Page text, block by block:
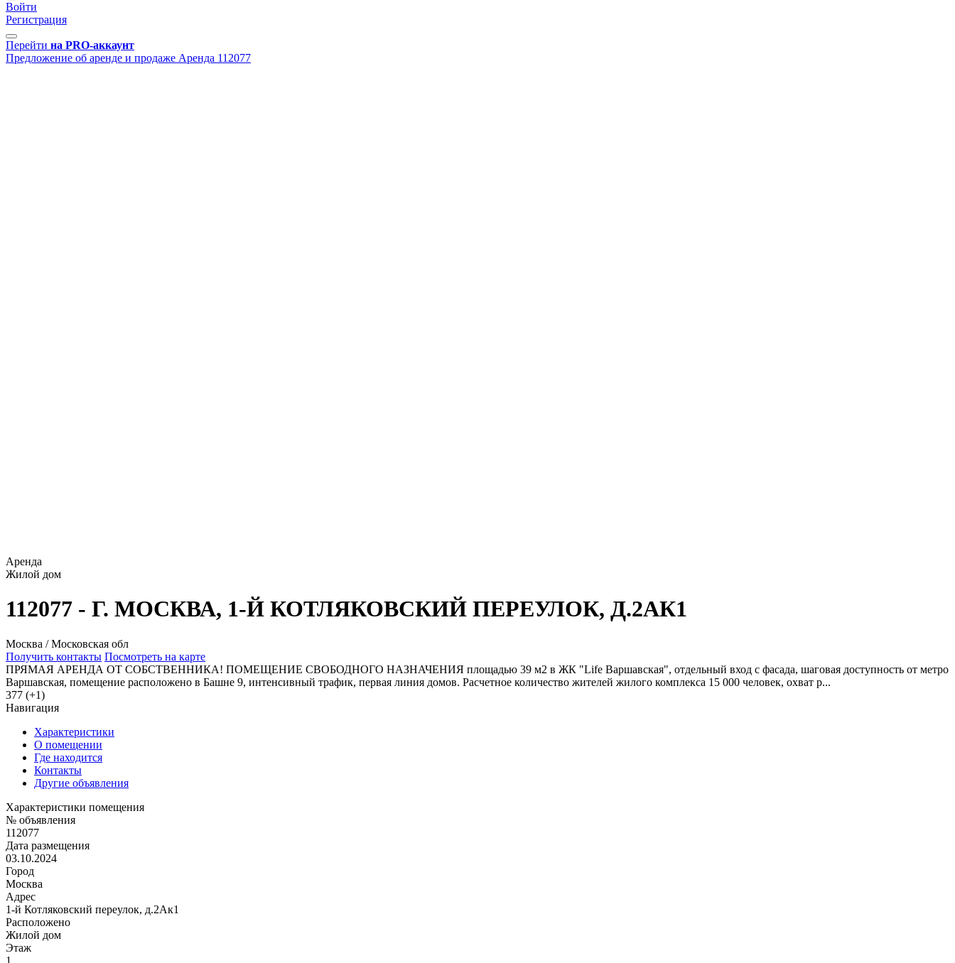
Войти
Регистрация
Перейти на PRO-аккаунт
Предложение об аренде и продаже Аренда 112077
Аренда
Жилой дом
112077 - Г. МОСКВА, 1-Й КОТЛЯКОВСКИЙ ПЕРЕУЛОК, Д.2АК1
Москва / Московская обл
Получить контакты Посмотреть на карте
ПРЯМАЯ АРЕНДА ОТ СОБСТВЕННИКА! ПОМЕЩЕНИЕ СВОБОДНОГО НАЗНАЧЕНИЯ площадью 39 м2 в ЖК "Life Варшавская", отдельный вход с фасада, шаговая доступность от метро
Варшавская, помещение расположено в Башне 9, интенсивный трафик, первая линия домов. Расчетное количество жителей жилого комплекса 15 000 человек, охват р...
377 (+1)
Навигация
Характеристики
О помещении
Где находится
Контакты
Другие объявления
Характеристики помещения
№ объявления
112077
Дата размещения
03.10.2024
Город
Москва
Адрес
1-й Котляковский переулок, д.2Ак1
Расположено
Жилой дом
Этаж
1